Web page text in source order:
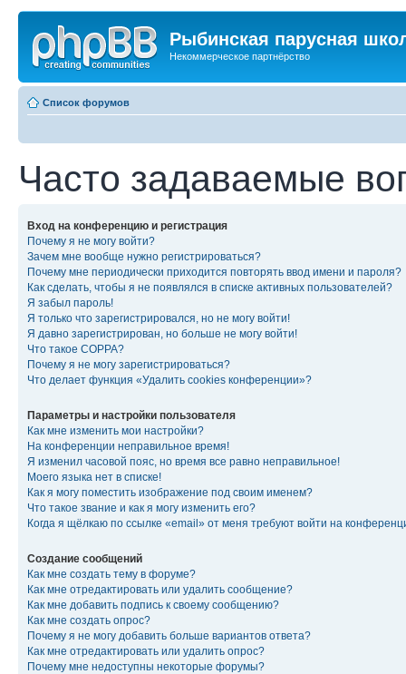
Рыбинская парусная
Некоммерческое партнёрство
Список форумов
Часто задаваемые
Вход на конференцию и регистрация
Почему я не могу войти?
Зачем мне вообще нужно регистрироваться?
Почему мне периодически приходится повторять ввод имени и пароля?
Как сделать, чтобы я не появлялся в списке активных пользователей?
Я забыл пароль!
Я только что зарегистрировался, но не могу войти!
Я давно зарегистрирован, но больше не могу войти!
Что такое COPPA?
Почему я не могу зарегистрироваться?
Что делает функция «Удалить cookies конференции»?
Параметры и настройки пользователя
Как мне изменить мои настройки?
На конференции неправильное время!
Я изменил часовой пояс, но время все равно неправильное!
Моего языка нет в списке!
Как я могу поместить изображение под своим именем?
Что такое звание и как я могу изменить его?
Когда я щёлкаю по ссылке «email» от меня требуют войти на
Создание сообщений
Как мне создать тему в форуме?
Как мне отредактировать или удалить сообщение?
Как мне добавить подпись к своему сообщению?
Как мне создать опрос?
Почему я не могу добавить больше вариантов ответа?
Как мне отредактировать или удалить опрос?
Почему мне недоступны некоторые форумы?